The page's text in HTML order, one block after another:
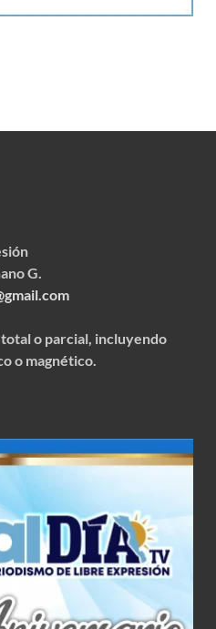
G.
o parcial, incluyendo
o magnético.